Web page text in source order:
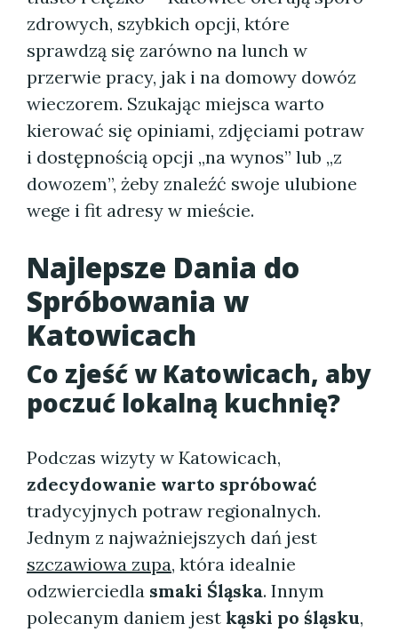
zdrowych, szybkich opcji, które
sprawdzą się zarówno na lunch w
przerwie pracy, jak i na domowy dowóz
wieczorem. Szukając miejsca warto
kierować się opiniami, zdjęciami potraw
i dostępnością opcji „na wynos” lub „z
dowozem”, żeby znaleźć swoje ulubione
wege i fit adresy w mieście.
Najlepsze Dania do
Spróbowania w
Katowicach
Co zjeść w Katowicach, aby
poczuć lokalną kuchnię?
Podczas wizyty w Katowicach,
zdecydowanie warto spróbować
tradycyjnych potraw regionalnych.
Jednym z najważniejszych dań jest
szczawiowa zupa, która idealnie
odzwierciedla smaki Śląska. Innym
polecanym daniem jest kąski po śląsku,